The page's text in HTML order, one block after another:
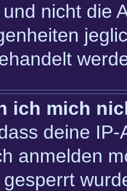
nicht die
ich mich
deine
anmelden